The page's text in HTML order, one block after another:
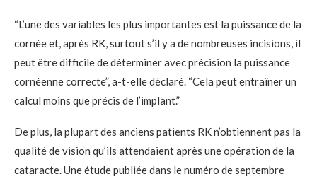
“L’une des variables les plus importantes est la puissance de la
cornée et, après RK, surtout s’il y a de nombreuses incisions, il
peut être difficile de déterminer avec précision la puissance
cornéenne correcte”, a-t-elle déclaré. “Cela peut entraîner un
calcul moins que précis de l’implant.”
De plus, la plupart des anciens patients RK n’obtiennent pas la
qualité de vision qu’ils attendaient après une opération de la
cataracte. Une étude publiée dans le numéro de septembre